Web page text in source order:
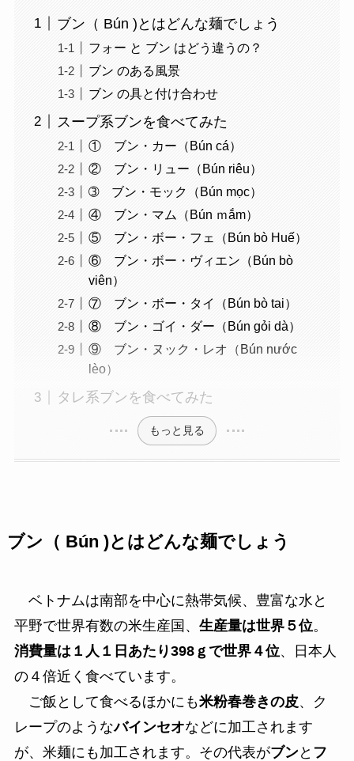
ブン（ Bún )とはどんな麺でしょう
フォー と ブン はどう違うの？
ブン のある風景
ブン の具と付け合わせ
スープ系ブンを食べてみた
① ブン・カー（Bún cá）
② ブン・リュー（Bún riêu）
➂ ブン・モック（Bún mọc）
④ ブン・マム（Bún ｍắm）
⑤ ブン・ボー・フェ（Bún bò Huế）
⑥ ブン・ボー・ヴィエン（Bún bò
viên）
⑦ ブン・ボー・タイ（Bún bò tai）
⑧ ブン・ゴイ・ダー（Bún gỏi dà）
⑨ ブン・ヌック・レオ（Bún nước
lèo）
タレ系ブンを食べてみた
もっと見る
ブン（ Bún )とはどんな麺でしょう
ベトナムは南部を中心に熱帯気候、豊富な水と
平野で世界有数の米生産国、 生産量は世界５位。
消費量は１人１日あたり398ｇで世界４位、日本人
の４倍近く食べています。
ご飯として食べるほかにも米粉春巻きの皮、ク
レープのようなバインセオなどに加工されます
が、米麺にも加工されます。その代表がブンと フ